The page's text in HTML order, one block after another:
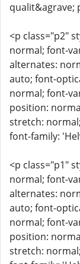
qualit&agrave;
<p class="p2"
normal; font-
alternates:
auto; font-
normal; font-
position:
stretch:
font-family:
<p class="p1"
normal; font-
alternates:
auto; font-
normal; font-
position:
stretch: